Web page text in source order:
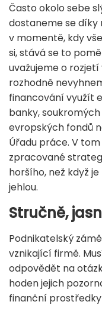
Často okolo sebe
dostaneme se díky
v momentě, kdy
si, stává se to
uvažujeme o
rozhodně
financování využít
banky,
evropských fondů
Úřadu práce. V
zpracované
horšího, než když
jehlou.
Stručně,
Podnikatelský
vznikající firmě.
odpovědět na
hoden jejich
finanční